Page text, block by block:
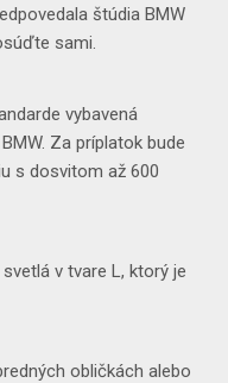
štúdia BMW
sami.
vybavená
Za príplatok bude
s dosvitom až 600
v tvare L, ktorý je
obličkách alebo